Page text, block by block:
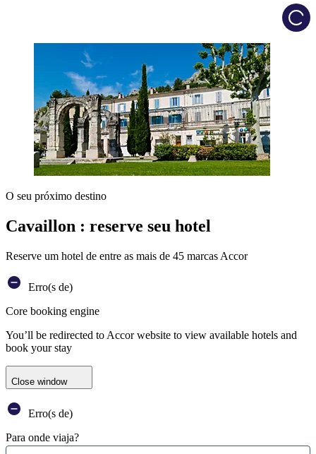
O seu próximo destino
Cavaillon : reserve seu hotel
Reserve um hotel de entre as mais de 45 marcas Accor
Erro(s de)
Core booking engine
You’ll be redirected to Accor website to view available hotels and
book your stay
Close window
Erro(s de)
Para onde viaja?